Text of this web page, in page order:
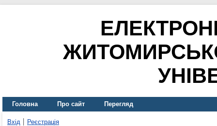
Головна Про сайт Перегляд
Вхід Реєстрація